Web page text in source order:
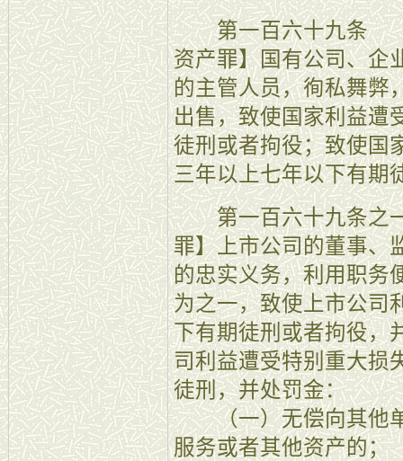
第一百六十九条 【
资产罪】国有公司、企
的主管人员，徇私舞弊
出售，致使国家利益遭
徒刑或者拘役；致使国
三年以上七年以下有期
第一百六十九条之
罪】上市公司的董事、
的忠实义务，利用职务
为之一，致使上市公司
下有期徒刑或者拘役，
司利益遭受特别重大损
徒刑，并处罚金：
（一）无偿向其他单
服务或者其他资产的；